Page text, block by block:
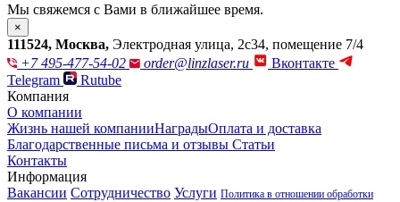
Мы свяжемся с Вами в ближайшее время.
×
111524, Москва, Электродная улица, 2с34, помещение 7/4
+7 495-477-54-02
order@linzlaser.ru
Вконтакте
Telegram
Rutube
Компания
О компании
Жизнь нашей компанииНаградыОплата и доставка
Благодарственные письма и отзывы Статьи
Контакты
Информация
Вакансии Сотрудничество Услуги Политика в отношении обработки